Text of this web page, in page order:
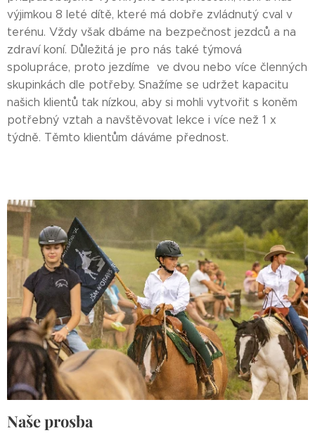
výjimkou 8 leté dítě, které má dobře zvládnutý cval v
terénu. Vždy však dbáme na bezpečnost jezdců a na
zdraví koní. Důležitá je pro nás také týmová
spolupráce, proto jezdíme ve dvou nebo více členných
skupinkách dle potřeby. Snažíme se udržet kapacitu
našich klientů tak nízkou, aby si mohli vytvořit s koněm
potřebný vztah a navštěvovat lekce i více než 1 x
týdně. Těmto klientům dáváme přednost.
Naše prosba